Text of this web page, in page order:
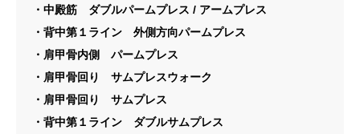
・中殿筋 ダブルパームプレス / アームプレス
・背中第１ライン 外側方向パームプレス
・肩甲骨内側 パームプレス
・肩甲骨回り サムプレスウォーク
・肩甲骨回り サムプレス
・背中第１ライン ダブルサムプレス